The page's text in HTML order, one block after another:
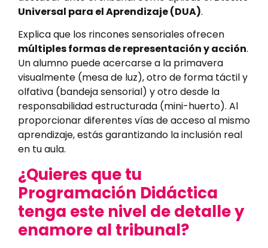
Universal para el Aprendizaje (DUA).
Explica que los rincones sensoriales ofrecen
múltiples formas de representación y acción.
Un alumno puede acercarse a la primavera
visualmente (mesa de luz), otro de forma táctil y
olfativa (bandeja sensorial) y otro desde la
responsabilidad estructurada (mini-huerto). Al
proporcionar diferentes vías de acceso al mismo
aprendizaje, estás garantizando la inclusión real
en tu aula.
¿Quieres que tu
Programación Didáctica
tenga este nivel de detalle y
enamore al tribunal?